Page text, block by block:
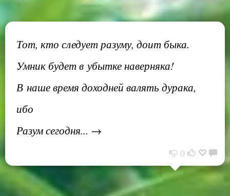
Тот, кто следует разуму, доит быка.
Умник будет в убытке наверняка!
В наше время доходней валять дурака,
ибо
Разум сегодня... →
0